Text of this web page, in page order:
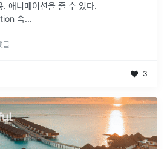
. 애니메이션을 줄 수 있다.
속...
글
3